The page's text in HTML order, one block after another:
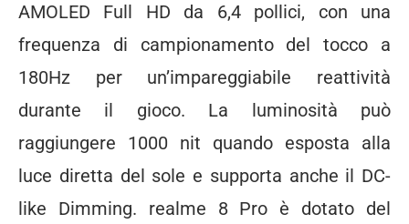
AMOLED Full HD da 6,4 pollici, con una
frequenza di campionamento del tocco a
180Hz per un’impareggiabile reattività
durante il gioco. La luminosità può
raggiungere 1000 nit quando esposta alla
luce diretta del sole e supporta anche il DC-
like Dimming. realme 8 Pro è dotato del